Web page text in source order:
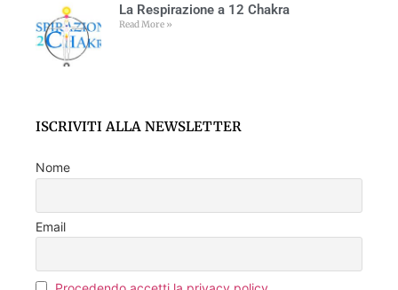
La Respirazione a 12 Chakra
Read More »
ISCRIVITI ALLA NEWSLETTER
Nome
Email